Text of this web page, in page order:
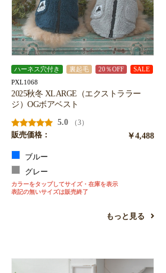
ハーネス穴付き 裏起毛 20％OFF SALE
PXL1068
2025秋冬 XLARGE（エクストララー
ジ）OGボアベスト
5.0
（3）
販売価格：
￥4,488
ブルー
グレー
カラーをタップしてサイズ・在庫を表示
表記の無いサイズは販売終了
もっと見る